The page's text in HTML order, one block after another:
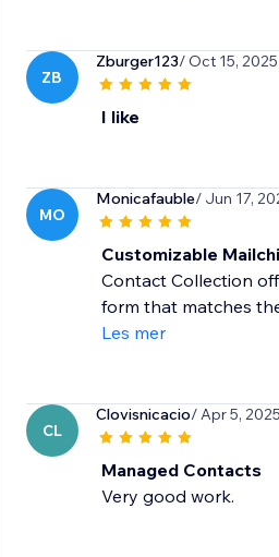
ZB
Zburger123/ Oct 15, 2025
I like
MO
Monicafauble/ Jun 17,
Customizable
Contact Collection
form that matches
Les mer
CL
Clovisnicacio/ Apr 5, 2025
Managed Contacts
Very good work.